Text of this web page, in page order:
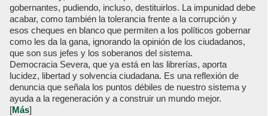
gobernantes, pudiendo, incluso, destituirlos. La impunidad debe
acabar, como también la tolerancia frente a la corrupción y
esos cheques en blanco que permiten a los políticos gobernar
como les da la gana, ignorando la opinión de los ciudadanos,
que son sus jefes y los soberanos del sistema.
Democracia Severa, que ya está en las librerías, aporta
lucidez, libertad y solvencia ciudadana. Es una reflexión de
denuncia que señala los puntos débiles de nuestro sistema y
ayuda a la regeneración y a construir un mundo mejor.
[Más]